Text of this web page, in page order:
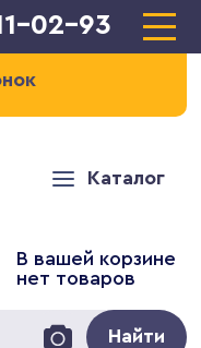
02-93
Каталог
В вашей корзине
нет товаров
Найти